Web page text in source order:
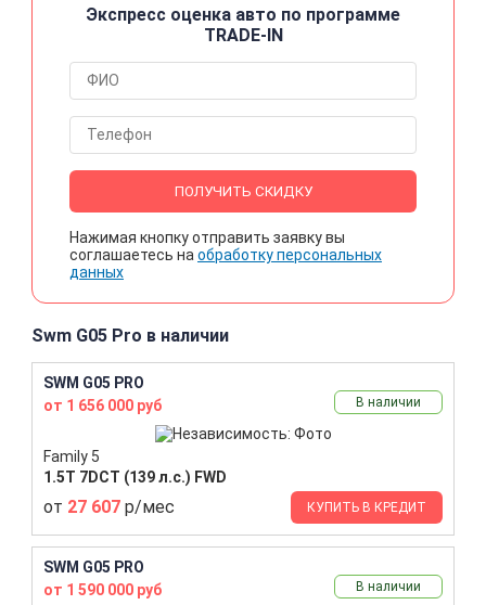
Экспресс оценка авто по программе
TRADE-IN
ПОЛУЧИТЬ СКИДКУ
Нажимая кнопку отправить заявку вы
соглашаетесь на обработку персональных
данных
Swm G05 Pro в наличии
SWM G05 PRO
от 1 656 000 руб
В наличии
Family 5
1.5T 7DCT (139 л.с.) FWD
от 27 607 р/мес КУПИТЬ В КРЕДИТ
SWM G05 PRO
от 1 590 000 руб
В наличии